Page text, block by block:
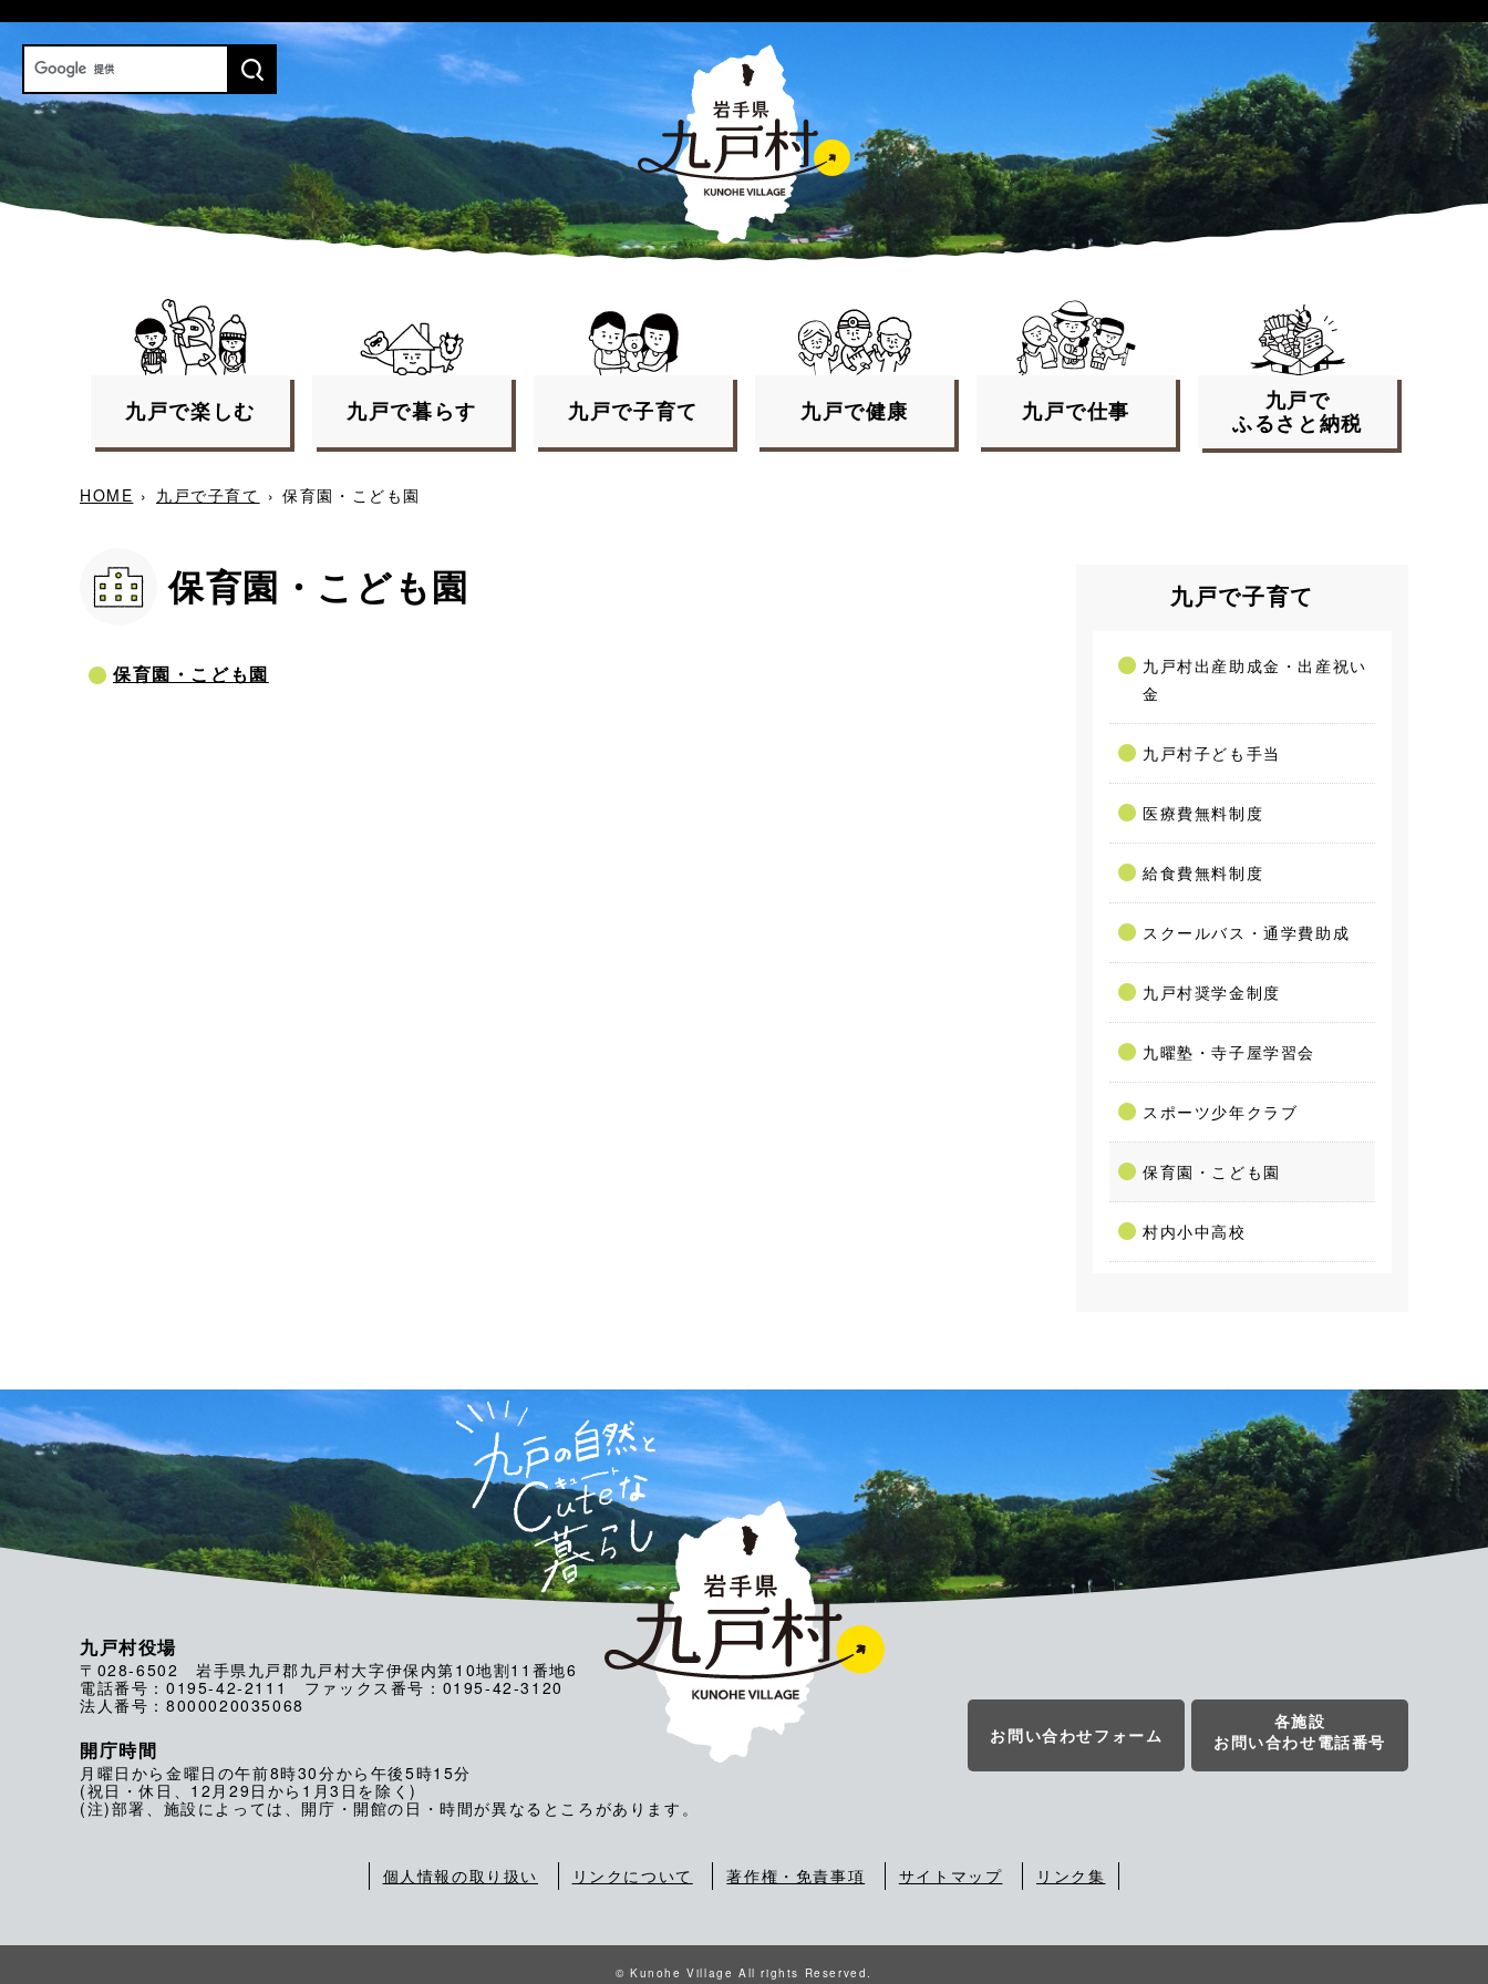
九戸で楽しむ 九戸で暮らす 九戸で子育て 九戸で健康 九戸で仕事
九戸で
ふるさと納税
HOME › 九戸で子育て › 保育園・こども園
保育園・こども園
保育園・こども園
九戸で子育て
九戸村出産助成金・出産祝い
金
九戸村子ども手当
医療費無料制度
給食費無料制度
スクールバス・通学費助成
九戸村奨学金制度
九曜塾・寺子屋学習会
スポーツ少年クラブ
保育園・こども園
村内小中高校
九戸村役場
〒028-6502 岩手県九戸郡九戸村大字伊保内第10地割11番地6
電話番号：0195-42-2111 ファックス番号：0195-42-3120
法人番号：8000020035068
開庁時間
月曜日から金曜日の午前8時30分から午後5時15分
(祝日・休日、12月29日から1月3日を除く)
(注)部署、施設によっては、開庁・開館の日・時間が異なるところがあります。
お問い合わせフォーム
各施設
お問い合わせ電話番号
個人情報の取り扱い リンクについて 著作権・免責事項 サイトマップ リンク集
© Kunohe Village All rights Reserved.